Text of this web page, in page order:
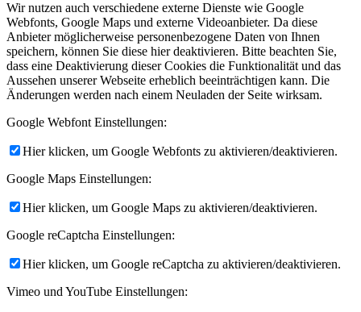
Wir nutzen auch verschiedene externe Dienste wie Google
Webfonts, Google Maps und externe Videoanbieter. Da diese
Anbieter möglicherweise personenbezogene Daten von Ihnen
speichern, können Sie diese hier deaktivieren. Bitte beachten Sie,
dass eine Deaktivierung dieser Cookies die Funktionalität und das
Aussehen unserer Webseite erheblich beeinträchtigen kann. Die
Änderungen werden nach einem Neuladen der Seite wirksam.
Google Webfont Einstellungen:
Hier klicken, um Google Webfonts zu aktivieren/deaktivieren.
Google Maps Einstellungen:
Hier klicken, um Google Maps zu aktivieren/deaktivieren.
Google reCaptcha Einstellungen:
Hier klicken, um Google reCaptcha zu aktivieren/deaktivieren.
Vimeo und YouTube Einstellungen: